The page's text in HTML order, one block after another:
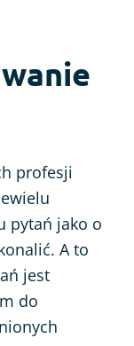
profesji
pytań jako o
A to
jest
do